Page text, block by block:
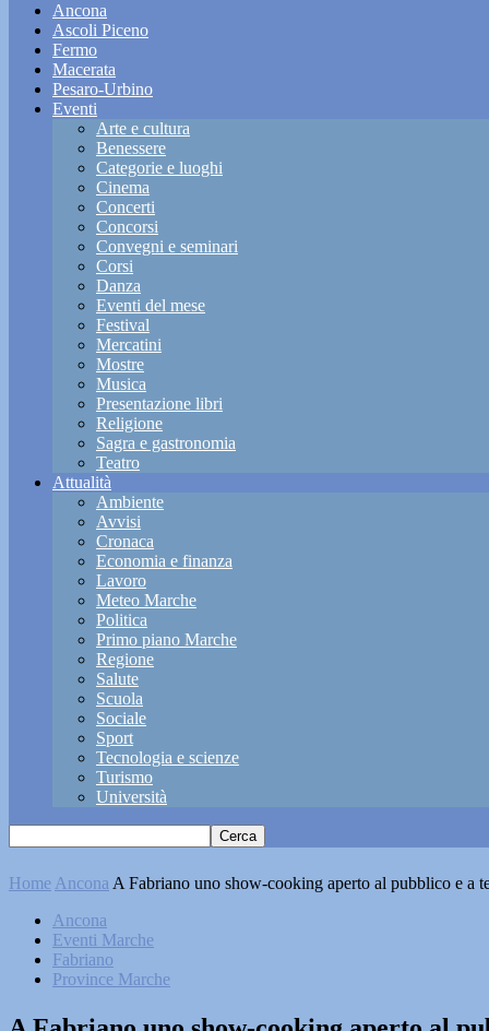
Ancona
Ascoli Piceno
Fermo
Macerata
Pesaro-Urbino
Eventi
Arte e cultura
Benessere
Categorie e luoghi
Cinema
Concerti
Concorsi
Convegni e seminari
Corsi
Danza
Eventi del mese
Festival
Mercatini
Mostre
Musica
Presentazione libri
Religione
Sagra e gastronomia
Teatro
Attualità
Ambiente
Avvisi
Cronaca
Economia e finanza
Lavoro
Meteo Marche
Politica
Primo piano Marche
Regione
Salute
Scuola
Sociale
Sport
Tecnologia e scienze
Turismo
Università
Home Ancona A Fabriano uno show-cooking aperto al pubblico e a
Ancona
Eventi Marche
Fabriano
Province Marche